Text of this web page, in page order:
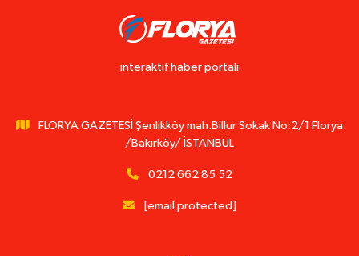
interaktif haber portalı
FLORYA GAZETESİ Şenlikköy mah.Billur Sokak No:2/1 Florya
/Bakırköy/ İSTANBUL
0212 662 85 52
[email protected]